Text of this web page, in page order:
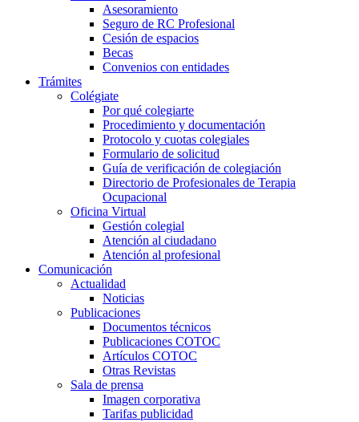
Asesoramiento
Seguro de RC Profesional
Cesión de espacios
Becas
Convenios con entidades
Trámites
Colégiate
Por qué colegiarte
Procedimiento y documentación
Protocolo y cuotas colegiales
Formulario de solicitud
Guía de verificación de colegiación
Directorio de Profesionales de Terapia
Ocupacional
Oficina Virtual
Gestión colegial
Atención al ciudadano
Atención al profesional
Comunicación
Actualidad
Noticias
Publicaciones
Documentos técnicos
Publicaciones COTOC
Artículos COTOC
Otras Revistas
Sala de prensa
Imagen corporativa
Tarifas publicidad